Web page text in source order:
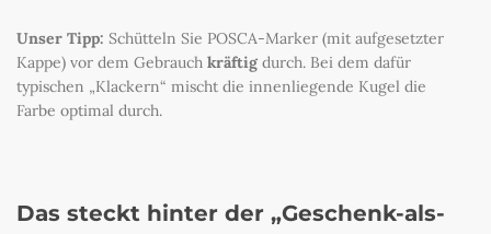
Unser Tipp: Schütteln Sie POSCA-Marker (mit aufgesetzter
Kappe) vor dem Gebrauch kräftig durch. Bei dem dafür
typischen „Klackern“ mischt die innenliegende Kugel die
Farbe optimal durch.
Das steckt hinter der „Geschenk-als-